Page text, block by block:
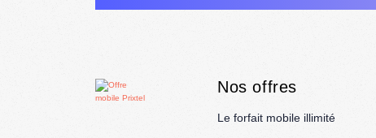
Nos offres
Le forfait mobile illimité